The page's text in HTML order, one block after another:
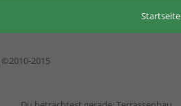
Startseite
©2010-2015